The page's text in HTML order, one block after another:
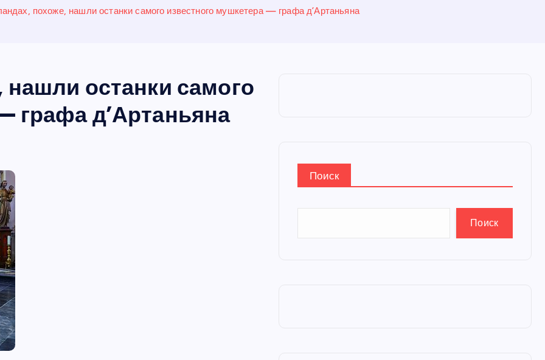
похоже, нашли останки самого известного мушкетера — графа д’Артаньяна
останки самого
графа д’Артаньяна
Поиск
Поиск